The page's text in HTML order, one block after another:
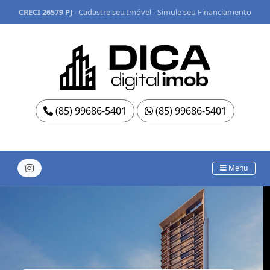
CRECI 26579 PJ -Cadastre seu Imóvel-Simule seu Financiamento
(85) 99686-5401 (85) 99686-5401
Menu